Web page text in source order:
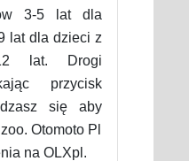
3-5 lat dla
lat dla dzieci z
lat. Drogi
przycisk
się aby
Otomoto Pl
na OLXpl.